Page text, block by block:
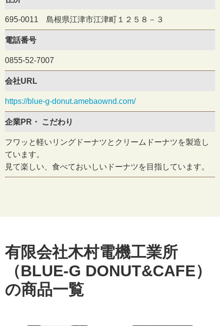
695-0011 島根県江津市江津町１２５８－３
電話番号
0855-52-7007
会社URL
https://blue-g-donut.amebaownd.com/
企業PR・ こだわり
フワッと軽いリングドーナツとクリームドーナツを製造し
ています。
見て楽しい、食べておいしいドーナツを目指しています。
有限会社木村電機工業所
（BLUE-G DONUT&CAFE）
の商品一覧